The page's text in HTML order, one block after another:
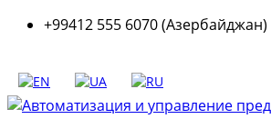
+99412 555 6070 (Азербайджан)